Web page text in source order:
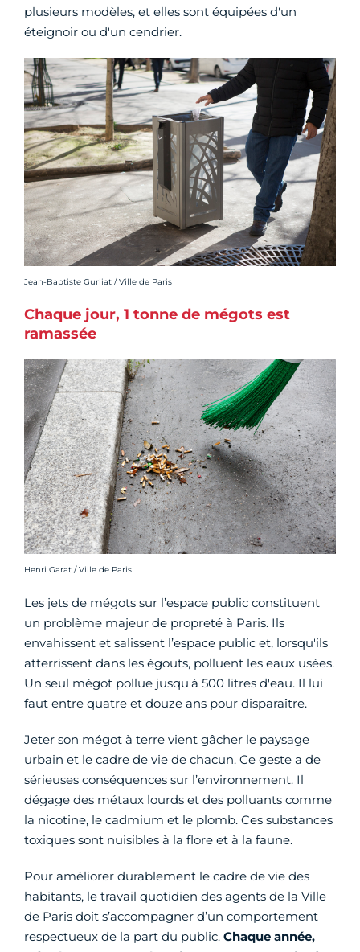
plusieurs modèles, et elles sont équipées d'un
éteignoir ou d'un cendrier.
Crédit photo :
Jean-Baptiste Gurliat / Ville de Paris
Chaque jour, 1 tonne de mégots est
ramassée
Crédit photo :
Henri Garat / Ville de Paris
Les jets de mégots sur l’espace public constituent
un problème majeur de propreté à Paris. Ils
envahissent et salissent l’espace public et, lorsqu'ils
atterrissent dans les égouts, polluent les eaux usées.
Un seul mégot pollue jusqu'à 500 litres d'eau. Il lui
faut entre quatre et douze ans pour disparaître.
Jeter son mégot à terre vient gâcher le paysage
urbain et le cadre de vie de chacun. Ce geste a de
sérieuses conséquences sur l’environnement. Il
dégage des métaux lourds et des polluants comme
la nicotine, le cadmium et le plomb. Ces substances
toxiques sont nuisibles à la flore et à la faune.
Pour améliorer durablement le cadre de vie des
habitants, le travail quotidien des agents de la Ville
de Paris doit s’accompagner d’un comportement
respectueux de la part du public. Chaque année,